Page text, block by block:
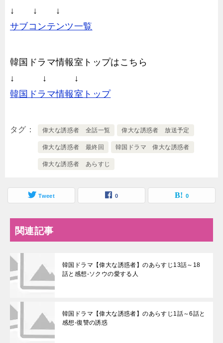
↓ ↓ ↓
サブコンテンツ一覧
韓国ドラマ情報室トップはこちら
↓ ↓ ↓
韓国ドラマ情報室トップ
タグ 偉大な誘惑者 全話一覧 偉大な誘惑者 放送予定
偉大な誘惑者 最終回 韓国ドラマ 偉大な誘惑者
偉大な誘惑者 あらすじ
Tweet 0 0
関連記事
韓国ドラマ【偉大な誘惑者】のあらすじ13話～18
話と感想-ソクウの愛する人
韓国ドラマ【偉大な誘惑者】のあらすじ1話～6話と
感想-復讐の誘惑